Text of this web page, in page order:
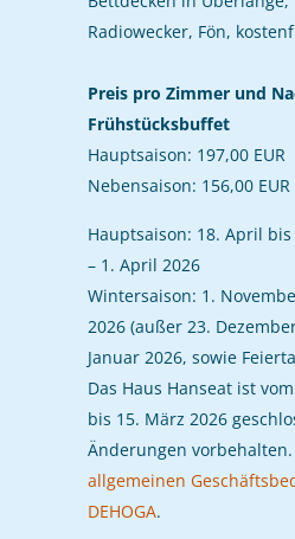
Radiowecker, Fön,
Preis pro Zimmer und
Frühstücksbuffet
Hauptsaison: 197,00 EUR
Nebensaison: 156,00 EUR
Hauptsaison: 18. April
– 1. April 2026
Wintersaison: 1.
2026 (außer 23.
Januar 2026, sowie
Das Haus Hanseat ist
bis 15. März 2026
Änderungen
allgemeinen
DEHOGA.